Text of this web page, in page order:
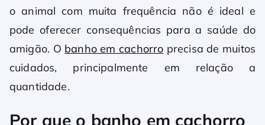
o animal com muita frequência não é ideal e
pode oferecer consequências para a saúde do
amigão. O banho em cachorro precisa de muitos
cuidados, principalmente em relação a
quantidade.
Por que o banho em cachorro